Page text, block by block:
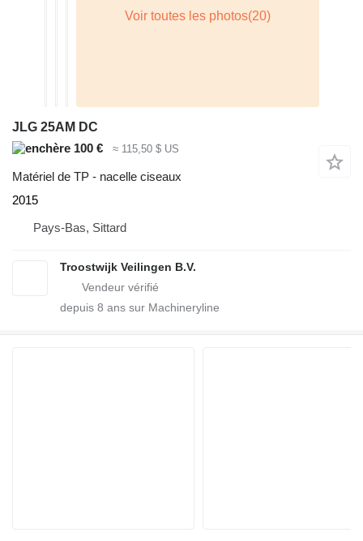
JLG 25AM DC
100 €
≈ 115,50 $ US
Matériel de TP - nacelle ciseaux
2015
Pays-Bas, Sittard
Troostwijk Veilingen B.V.
depuis 8 ans sur Machineryline